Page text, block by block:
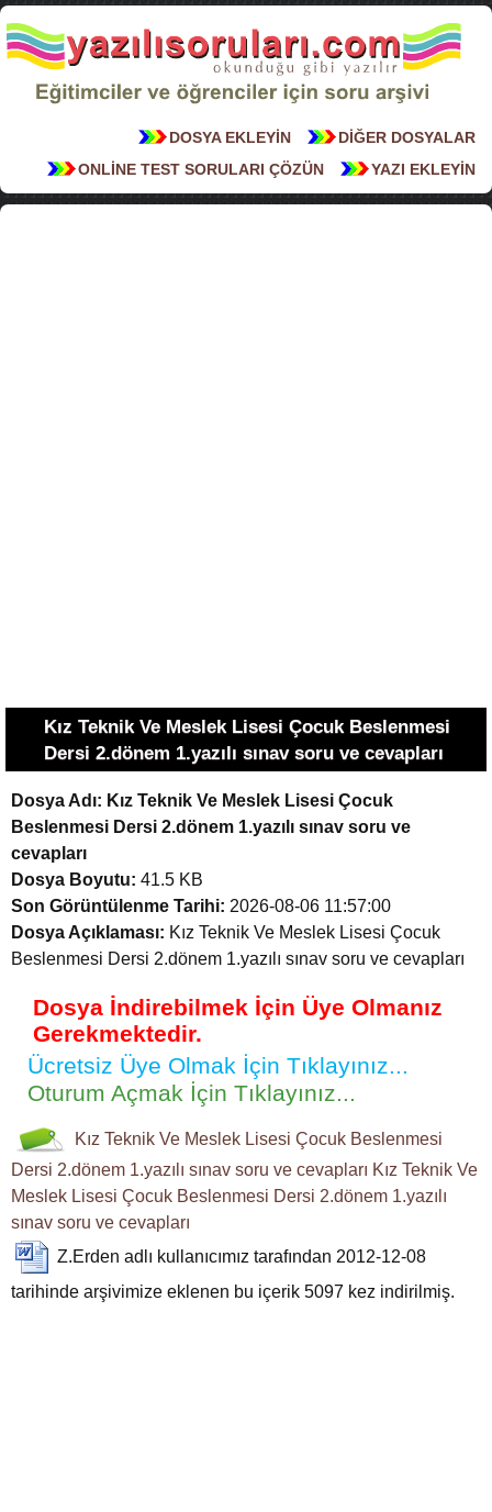
DİĞER DOSYALAR
DOSYA EKLEYİN
YAZI EKLEYİN
ONLİNE TEST SORULARI ÇÖZÜN
Kız Teknik Ve Meslek Lisesi Çocuk Beslenmesi
Dersi 2.dönem 1.yazılı sınav soru ve cevapları
Dosya Adı: Kız Teknik Ve Meslek Lisesi Çocuk
Beslenmesi Dersi 2.dönem 1.yazılı sınav soru ve
cevapları
Dosya Boyutu: 41.5 KB
Son Görüntülenme Tarihi: 2026-08-06 11:57:00
Dosya Açıklaması: Kız Teknik Ve Meslek Lisesi Çocuk
Beslenmesi Dersi 2.dönem 1.yazılı sınav soru ve cevapları
Dosya İndirebilmek İçin Üye Olmanız
Gerekmektedir.
Ücretsiz Üye Olmak İçin Tıklayınız...
Oturum Açmak İçin Tıklayınız...
Kız Teknik Ve Meslek Lisesi Çocuk Beslenmesi
Dersi 2.dönem 1.yazılı sınav soru ve cevapları Kız Teknik Ve
Meslek Lisesi Çocuk Beslenmesi Dersi 2.dönem 1.yazılı
sınav soru ve cevapları
Z.Erden adlı kullanıcımız tarafından 2012-12-08
tarihinde arşivimize eklenen bu içerik 5097 kez indirilmiş.